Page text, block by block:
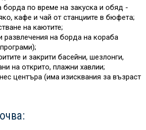
борда по време на закуска и обяд -
кафе и чай от станциите в бюфета;
на каютите;
развлечения на борда на кораба
и закрити басейни, шезлонги,
на открито, плажни хавлии;
центъра (има изисквания за възраст